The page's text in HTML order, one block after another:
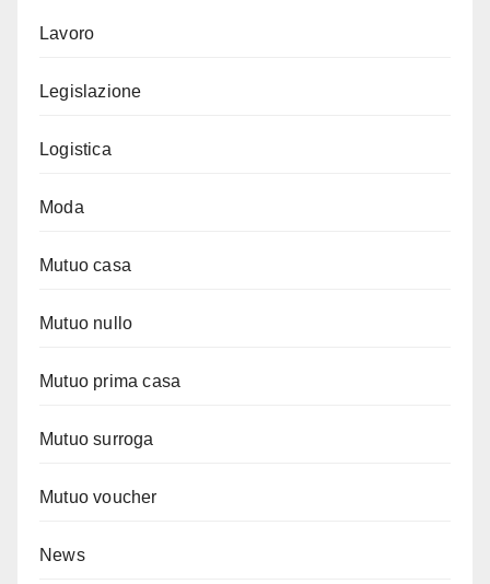
Lavoro
Legislazione
Logistica
Moda
Mutuo casa
Mutuo nullo
Mutuo prima casa
Mutuo surroga
Mutuo voucher
News